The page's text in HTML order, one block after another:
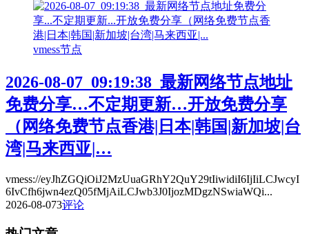
vmess节点
2026-08-07_09:19:38_最新网络节点地址
免费分享…不定期更新…开放免费分享
（网络免费节点香港|日本|韩国|新加坡|台
湾|马来西亚|…
vmess://eyJhZGQiOiJ2MzUuaGRhY2QuY29tIiwidiI6IjIiLCJwcyI
6IvCfh6jwn4ezQ05fMjAiLCJwb3J0IjozMDgzNSwiaWQi...
2026-08-073评论